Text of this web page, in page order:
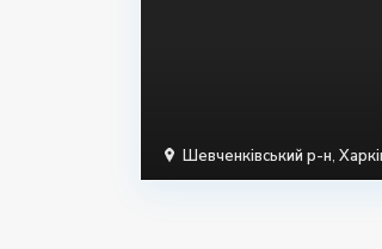
Шевченківський р-н,